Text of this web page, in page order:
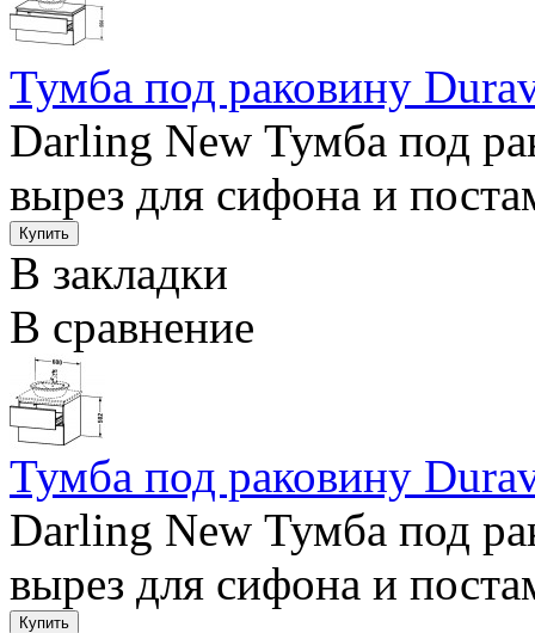
Тумба под раковину
Darling New Тумба под
вырез для сифона и
В закладки
В сравнение
Тумба под раковину
Darling New Тумба под
вырез для сифона и